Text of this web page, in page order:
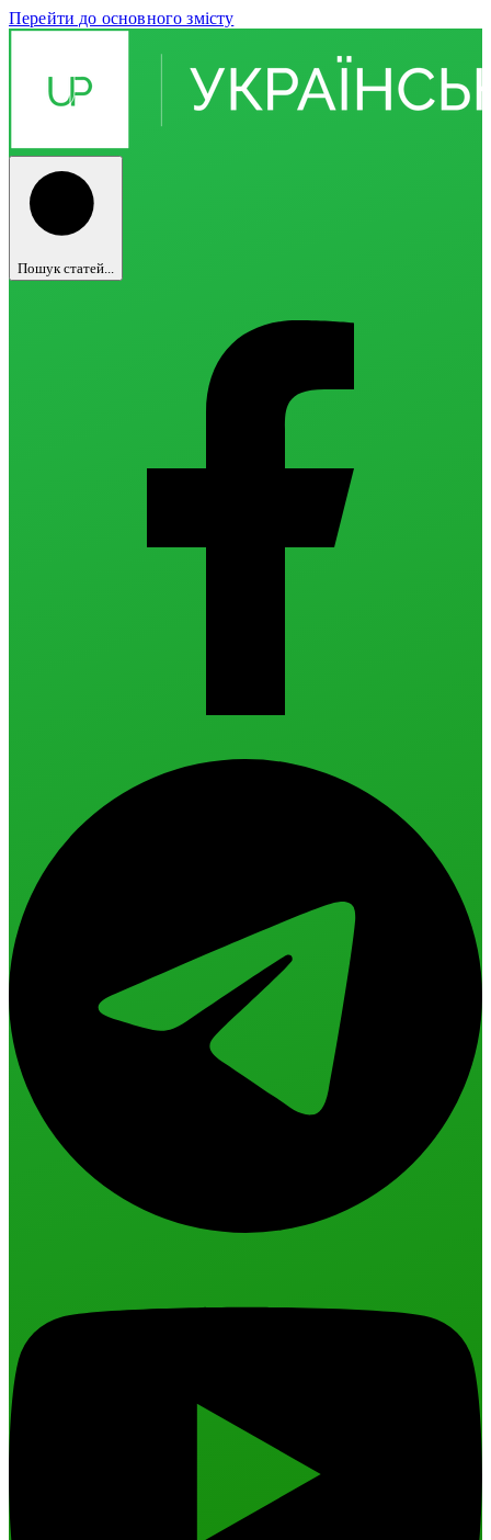
Перейти до основного змісту
Пошук статей...